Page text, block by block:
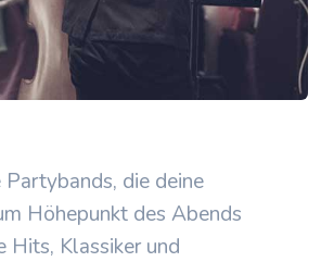
Partybands, die deine
Höhepunkt des Abends
Hits, Klassiker und